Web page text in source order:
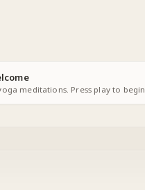
meditations. Press play to begin.